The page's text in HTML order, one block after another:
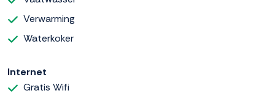
Verwarming
Waterkoker
Internet
Gratis Wifi